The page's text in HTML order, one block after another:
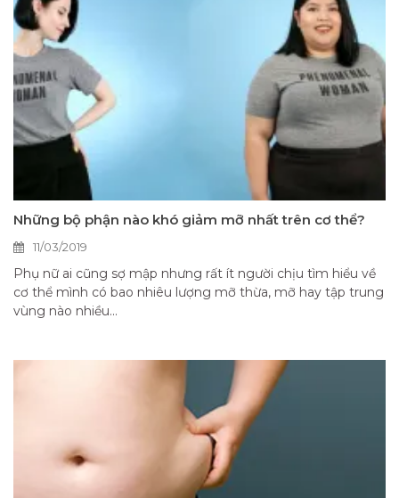
Những bộ phận nào khó giảm mỡ nhất trên cơ thể?
11/03/2019
Phụ nữ ai cũng sợ mập nhưng rất ít người chịu tìm hiểu về
cơ thể mình có bao nhiêu lượng mỡ thừa, mỡ hay tập trung
vùng nào nhiều...